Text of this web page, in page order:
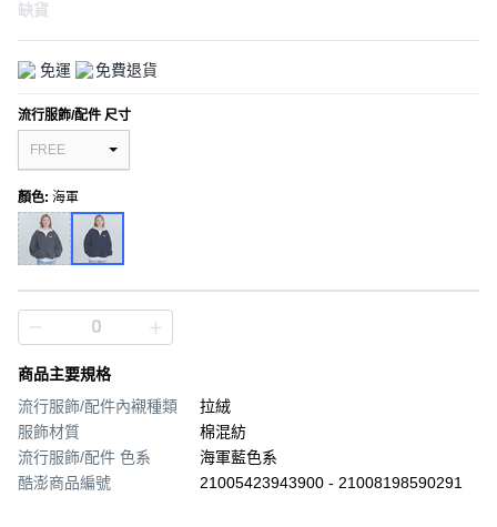
缺貨
免運 免費退貨
流行服飾/配件 尺寸
FREE
顏色: 海軍
商品主要規格
流行服飾/配件內襯種類
拉絨
服飾材質
棉混紡
流行服飾/配件 色系
海軍藍色系
酷澎商品編號
21005423943900 - 21008198590291